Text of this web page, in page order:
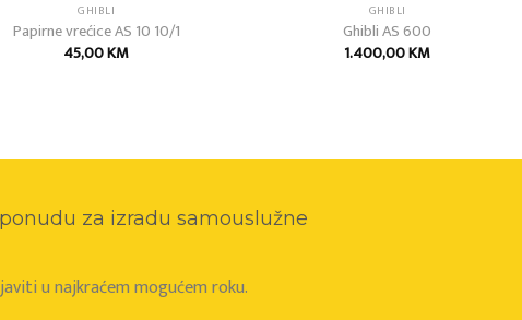
GHIBLI
Papirne vrećice AS 10 10/1
45,00KM
GHIBLI
Ghibli AS 600
1.400,00KM
za izradu samouslužne
u najkraćem mogućem roku.